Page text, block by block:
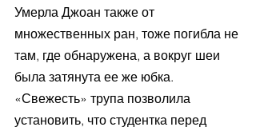
Умерла Джоан также от
множественных ран, тоже погибла не
там, где обнаружена, а вокруг шеи
была затянута ее же юбка.
«Свежесть» трупа позволила
установить, что студентка перед